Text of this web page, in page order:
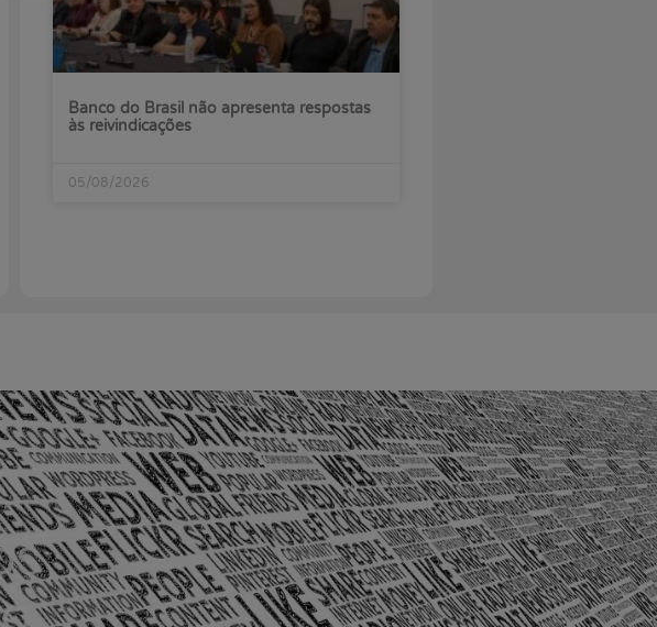
Banco do Brasil não apresenta respostas
às reivindicações
05/08/2026